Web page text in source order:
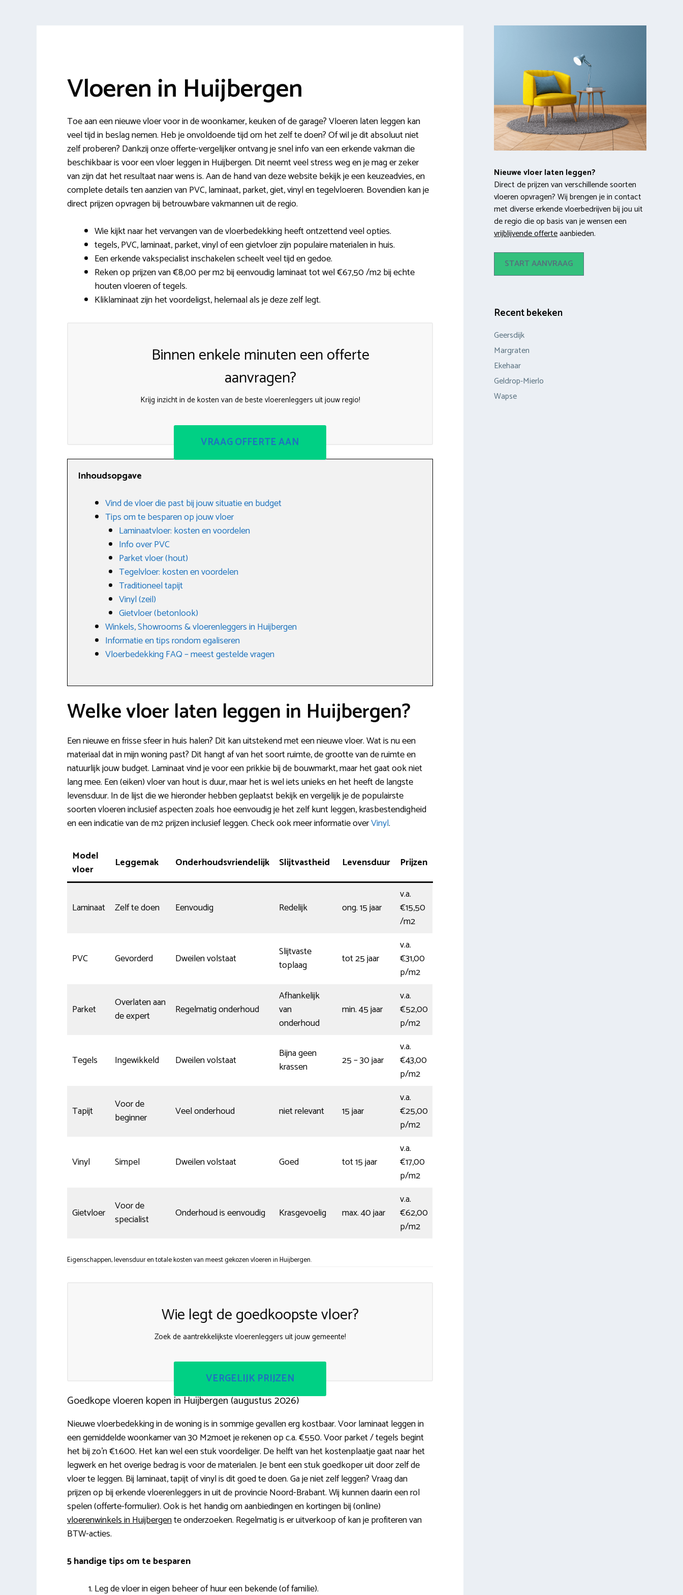
Vloeren in Huijbergen
Toe aan een nieuwe vloer voor in de woonkamer, keuken of de garage? Vloeren laten leggen kan
veel tijd in beslag nemen. Heb je onvoldoende tijd om het zelf te doen? Of wil je dit absoluut niet
zelf proberen? Dankzij onze offerte-vergelijker ontvang je snel info van een erkende vakman die
beschikbaar is voor een vloer leggen in Huijbergen. Dit neemt veel stress weg en je mag er zeker
van zijn dat het resultaat naar wens is. Aan de hand van deze website bekijk je een keuzeadvies, en
complete details ten aanzien van PVC, laminaat, parket, giet, vinyl en tegelvloeren. Bovendien kan je
direct prijzen opvragen bij betrouwbare vakmannen uit de regio.
Wie kijkt naar het vervangen van de vloerbedekking heeft ontzettend veel opties.
tegels, PVC, laminaat, parket, vinyl of een gietvloer zijn populaire materialen in huis.
Een erkende vakspecialist inschakelen scheelt veel tijd en gedoe.
Reken op prijzen van €8,00 per m2 bij eenvoudig laminaat tot wel €67,50 /m2 bij echte
houten vloeren of tegels.
Kliklaminaat zijn het voordeligst, helemaal als je deze zelf legt.
Binnen enkele minuten een offerte
aanvragen?
Krijg inzicht in de kosten van de beste vloerenleggers uit jouw regio!
VRAAG OFFERTE AAN
Inhoudsopgave
Vind de vloer die past bij jouw situatie en budget
Tips om te besparen op jouw vloer
Laminaatvloer: kosten en voordelen
Info over PVC
Parket vloer (hout)
Tegelvloer: kosten en voordelen
Traditioneel tapijt
Vinyl (zeil)
Gietvloer (betonlook)
Winkels, Showrooms & vloerenleggers in Huijbergen
Informatie en tips rondom egaliseren
Vloerbedekking FAQ – meest gestelde vragen
Welke vloer laten leggen in Huijbergen?
Een nieuwe en frisse sfeer in huis halen? Dit kan uitstekend met een nieuwe vloer. Wat is nu een
materiaal dat in mijn woning past? Dit hangt af van het soort ruimte, de grootte van de ruimte en
natuurlijk jouw budget. Laminaat vind je voor een prikkie bij de bouwmarkt, maar het gaat ook niet
lang mee. Een (eiken) vloer van hout is duur, maar het is wel iets unieks en het heeft de langste
levensduur. In de lijst die we hieronder hebben geplaatst bekijk en vergelijk je de populairste
soorten vloeren inclusief aspecten zoals hoe eenvoudig je het zelf kunt leggen, krasbestendigheid
en een indicatie van de m2 prijzen inclusief leggen. Check ook meer informatie overVinyl.
Model
vloer
Leggemak Onderhoudsvriendelijk Slijtvastheid Levensduur Prijzen
Laminaat Zelf te doen Eenvoudig Redelijk ong. 15 jaar
v.a.
€15,50
/m2
PVC Gevorderd Dweilen volstaat
Slijtvaste
toplaag
tot 25 jaar
v.a.
€31,00
p/m2
Parket
Overlaten aan
de expert
Regelmatig onderhoud
Afhankelijk
van
onderhoud
min. 45 jaar
v.a.
€52,00
p/m2
Tegels Ingewikkeld Dweilen volstaat
Bijna geen
krassen
25 – 30 jaar
v.a.
€43,00
p/m2
Tapijt
Voor de
beginner
Veel onderhoud niet relevant 15 jaar
v.a.
€25,00
p/m2
Vinyl Simpel Dweilen volstaat Goed tot 15 jaar
v.a.
€17,00
p/m2
Gietvloer
Voor de
specialist
Onderhoud is eenvoudig Krasgevoelig max. 40 jaar
v.a.
€62,00
p/m2
Eigenschappen, levensduur en totale kosten van meest gekozen vloeren in Huijbergen.
Wie legt de goedkoopste vloer?
Zoek de aantrekkelijkste vloerenleggers uit jouw gemeente!
VERGELIJK PRIJZEN
Goedkope vloeren kopen in Huijbergen (augustus 2026)
Nieuwe vloerbedekking in de woning is in sommige gevallen erg kostbaar. Voor laminaat leggen in
een gemiddelde woonkamer van 30 M2moet je rekenen op c.a. €550. Voor parket / tegels begint
het bij zo’n €1.600. Het kan wel een stuk voordeliger. De helft van het kostenplaatje gaat naar het
legwerk en het overige bedrag is voor de materialen. Je bent een stuk goedkoper uit door zelf de
vloer te leggen. Bij laminaat, tapijt of vinyl is dit goed te doen. Ga je niet zelf leggen? Vraag dan
prijzen op bij erkende vloerenleggers in uit de provincie Noord-Brabant. Wij kunnen daarin een rol
spelen (offerte-formulier). Ook is het handig om aanbiedingen en kortingen bij (online)
vloerenwinkels in Huijbergente onderzoeken. Regelmatig is er uitverkoop of kan je profiteren van
BTW-acties.
5 handige tips om te besparen
Leg de vloer in eigen beheer of huur een bekende (of familie).
Nieuwe vloer laten leggen?
Direct de prijzen van verschillende soorten
vloeren opvragen? Wij brengen je in contact
met diverse erkende vloerbedrijven bij jou uit
de regio die op basis van je wensen een
vrijblijvende offerteaanbieden.
START AANVRAAG
Recent bekeken
Geersdijk
Margraten
Ekehaar
Geldrop-Mierlo
Wapse